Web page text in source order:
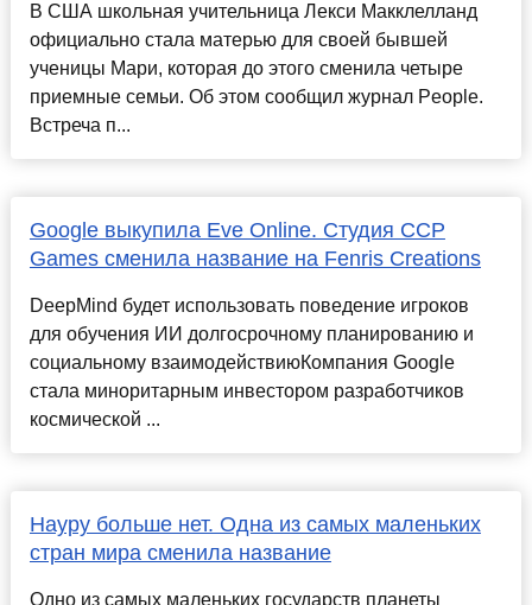
В США школьная учительница Лекси Макклелланд
официально стала матерью для своей бывшей
ученицы Мари, которая до этого сменила четыре
приемные семьи. Об этом сообщил журнал People.
Встреча п...
Google выкупила Eve Online. Студия CCP
Games сменила название на Fenris Creations
DeepMind будет использовать поведение игроков
для обучения ИИ долгосрочному планированию и
социальному взаимодействиюКомпания Google
стала миноритарным инвестором разработчиков
космической ...
Науру больше нет. Одна из самых маленьких
стран мира сменила название
Одно из самых маленьких государств планеты